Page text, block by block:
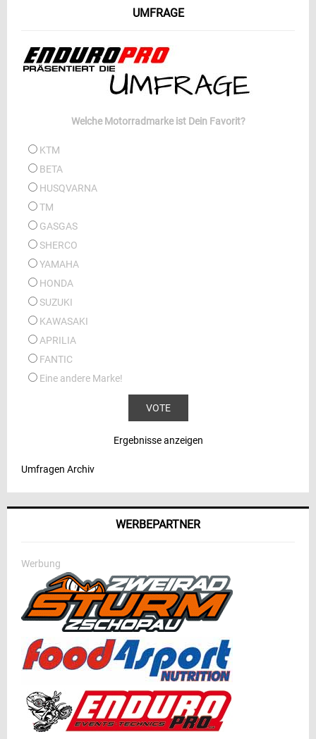
UMFRAGE
Welche Motorradmarke ist Dein Favorit?
KTM
BETA
HUSQVARNA
TM
GASGAS
SHERCO
YAMAHA
HONDA
SUZUKI
KAWASAKI
APRILIA
FANTIC
Eine andere Marke!
Ergebnisse anzeigen
Umfragen Archiv
WERBEPARTNER
Werbung